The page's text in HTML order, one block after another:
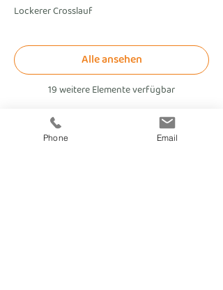
Lockerer Crosslauf
19 weitere Elemente verfügbar
Alle ansehen
Phone Email